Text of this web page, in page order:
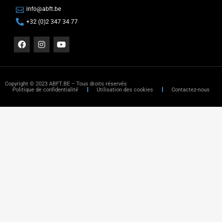
info@abft.be
+32 (0)2 347 34 77
Copyright © 2023 ABFT.BE – Tous droits réservés
Politique de confidentialité
Utilisation des cookies Contactez-nous